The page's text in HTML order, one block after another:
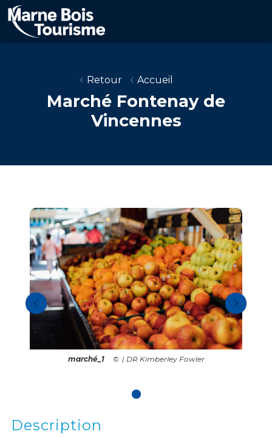
Aller
au
contenu
principal
Retour Accueil
Marché Fontenay de
Vincennes
marché_1 | DR Kimberley Fowler
Description